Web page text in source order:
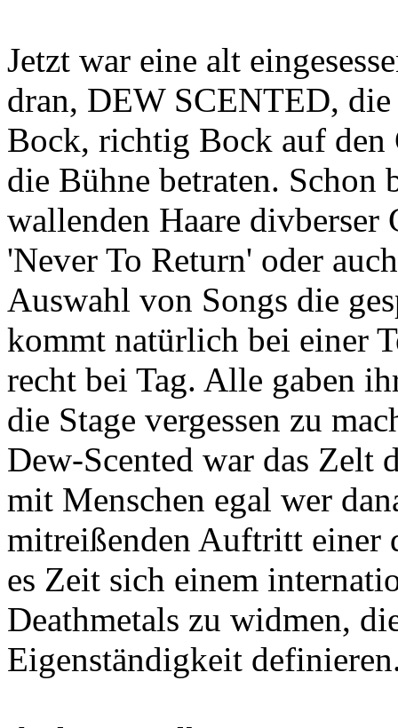
Jetzt war eine alt
dran, DEW SCENTED, die
Bock, richtig Bock auf den
die Bühne betraten. Schon
wallenden Haare divberser
'Never To Return' oder
Auswahl von Songs die
kommt natürlich bei einer
recht bei Tag. Alle gaben
die Stage vergessen zu
Dew-Scented war das
mit Menschen egal wer
mitreißenden Auftritt einer
es Zeit sich einem
Deathmetals zu widmen,
Eigenständigkeit